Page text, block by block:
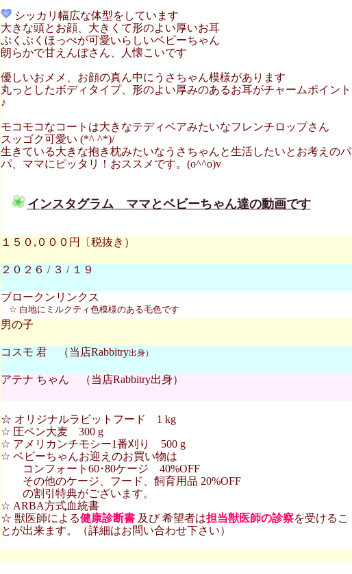
シッカリ幅広な体型をしています
大きな頭とお顔、大きくて形のよい厚いお耳
ぷくぷくほっぺが可愛いらしいベビーちゃん
朗らかで甘えんぼさん、人懐こいです
優しいおメメ、お顔の真ん中にうさちゃん模様があります
丸っとしたボディタイプ、形のよい厚みのあるお耳がチャームポイント
♪
モコモコなコートは大きなテディベアみたいなフレンチロップさん
スッゴク可愛い (*^ ^*)/
生きている大きな抱き枕みたいなうさちゃんと生活したいとお考えのパ
パ、ママにピッタリ！おススメです。(o^^o)v
インスタグラム ママとベビーちゃん達の動画です
１５０,０００円〔税抜き）
２０２６ / ３ / １９
ブロークンリンクス
☆ 白地にミルクティ色模様のある毛色です
男の子
コスモ 君 （当店Rabbitry出身）
アテナ ちゃん （当店Rabbitry出身）
☆ オリジナルラビットフード 1 kg
☆ 圧ペン大麦 300 g
☆ アメリカンチモシー1番刈り 500 g
☆ ベビーちゃんお迎えのお買い物は
コンフォート60･80ケージ 40%OFF
その他のケージ、フード、飼育用品 20%OFF
の割引特典がございます。
☆ ARBA方式血統書
☆ 獣医師による健康診断書及び 希望者は担当獣医師の診察を受けるこ
とが出来ます。（詳細はお問い合わせ下さい）